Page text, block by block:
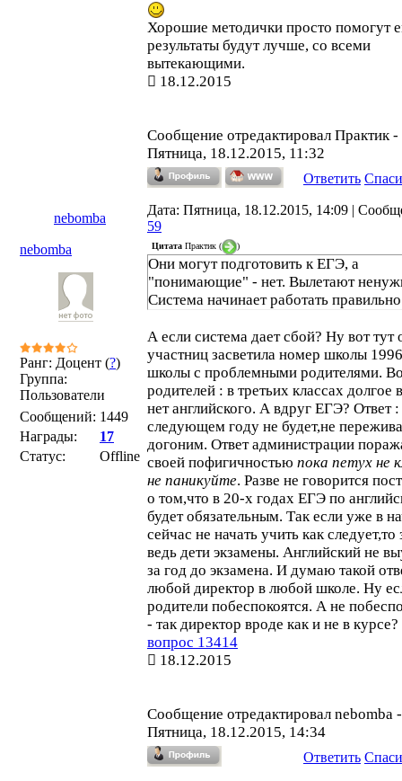
Хорошие методички просто помогут
результаты будут лучше, со всеми
вытекающими.
18.12.2015
Сообщение отредактировал Практик -
Пятница, 18.12.2015, 11:32
Ответить
nebomba
Дата: Пятница, 18.12.2015, 14:09 |
59
nebomba
Ранг: Доцент (?)
Группа:
Пользователи
Сообщений: 1449
Награды:
17
Статус:
Offline
Цитата Практик ( )
Они могут подготовить к ЕГЭ, а
"понимающие" - нет. Вылетают
Система начинает работать
А если система дает сбой? Ну вот тут
участниц засветила номер школы
школы с проблемными родителями.
родителей : в третьих классах долгое
нет английского. А вдруг ЕГЭ? Ответ
следующем году не будет,не
догоним. Ответ администрации
своей пофигичностью пока петух не
не паникуйте. Разве не говорится
о том,что в 20-х годах ЕГЭ по
будет обязательным. Так если уже в
сейчас не начать учить как следует,то
ведь дети экзамены. Английский не
за год до экзамена. И думаю такой
любой директор в любой школе. Ну
родители побеспокоятся. А не
- так директор вроде как и не в курсе?
вопрос 13414
18.12.2015
Сообщение отредактировал nebomba -
Пятница, 18.12.2015, 14:34
Ответить